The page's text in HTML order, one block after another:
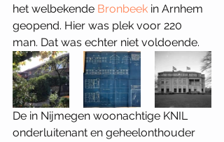
het welbekende Bronbeek in Arnhem
geopend. Hier was plek voor 220
man. Dat was echter niet voldoende.
De in Nijmegen woonachtige KNIL
onderluitenant en geheelonthouder